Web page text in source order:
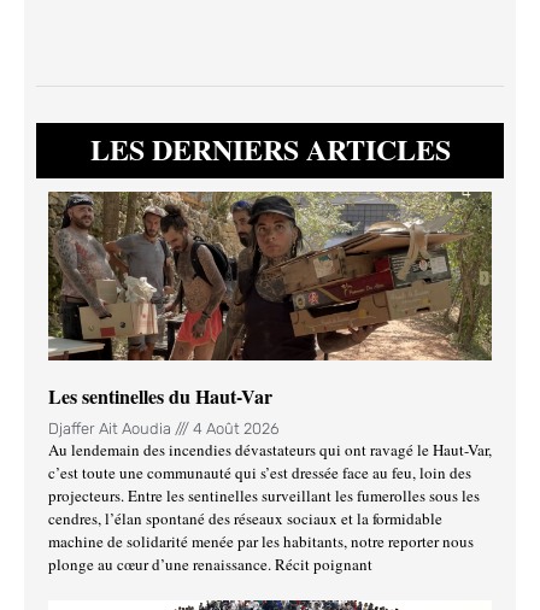
LES DERNIERS ARTICLES
Les sentinelles du Haut-Var
Djaffer Ait Aoudia 4 Août 2026
Au lendemain des incendies dévastateurs qui ont ravagé le Haut-Var,
c’est toute une communauté qui s’est dressée face au feu, loin des
projecteurs. Entre les sentinelles surveillant les fumerolles sous les
cendres, l’élan spontané des réseaux sociaux et la formidable
machine de solidarité menée par les habitants, notre reporter nous
plonge au cœur d’une renaissance. Récit poignant